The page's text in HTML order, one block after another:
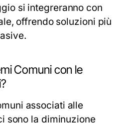
si integreranno con
offrendo soluzioni più
Comuni con le
associati alle
sono la diminuzione